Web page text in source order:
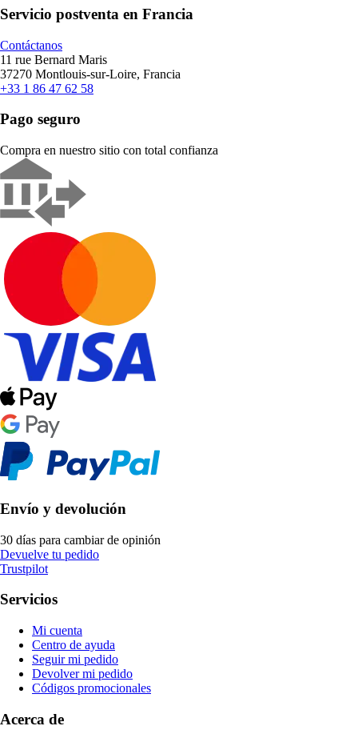
Servicio postventa en Francia
Contáctanos
11 rue Bernard Maris
37270 Montlouis-sur-Loire, Francia
+33 1 86 47 62 58
Pago seguro
Compra en nuestro sitio con total confianza
Envío y devolución
30 días para cambiar de opinión
Devuelve tu pedido
Trustpilot
Servicios
Mi cuenta
Centro de ayuda
Seguir mi pedido
Devolver mi pedido
Códigos promocionales
Acerca de